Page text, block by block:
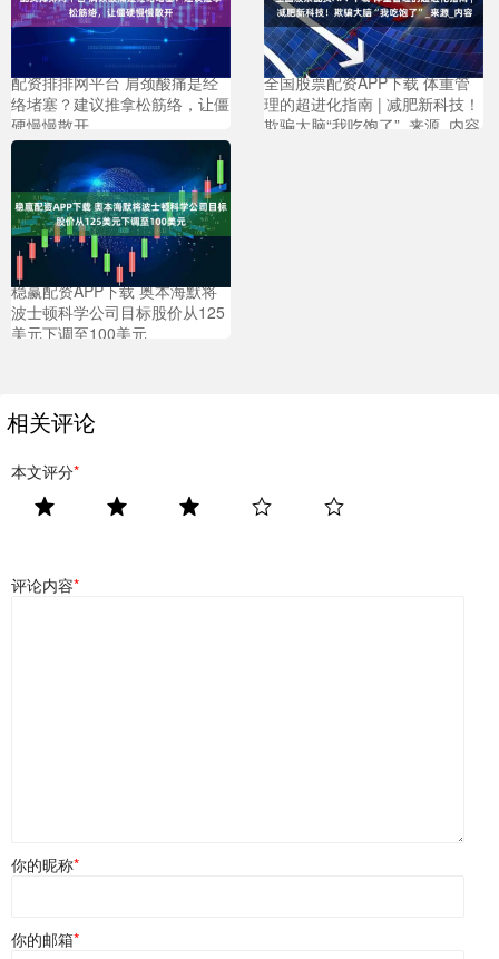
配资排排网平台 肩颈酸痛是经
络堵塞？建议推拿松筋络，让僵
硬慢慢散开
全国股票配资APP下载 体重管
理的超进化指南 | 减肥新科技！
欺骗大脑“我吃饱了”_来源_内容
稳赢配资APP下载 奥本海默将
波士顿科学公司目标股价从125
美元下调至100美元
相关评论
本文评分*
评论内容*
你的昵称*
你的邮箱*